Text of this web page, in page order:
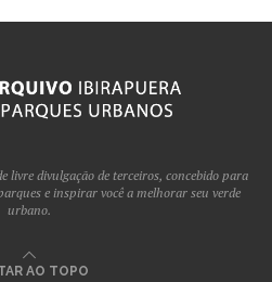
livre divulgação de terceiros, concebido para
e inspirar você a melhorar seu verde
urbano.
AO TOPO